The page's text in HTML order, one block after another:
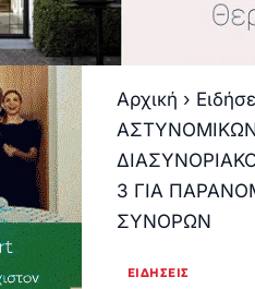
Αρχική ›
3 ΓΙΑ
ΣΥΝΟΡΩΝ
ΕΙΔΉΣΕΙΣ